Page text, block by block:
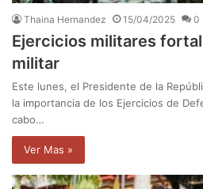
Thaina Hernandez 15/04/2025 0
Ejercicios militares
militar
Este lunes, el Presidente de la
la importancia de los Ejercicios de
cabo…
Ver Mas »